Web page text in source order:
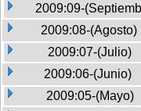
2009:09-
2009:08-(Agosto)
2009:07-(Julio)
2009:06-(Junio)
2009:05-(Mayo)